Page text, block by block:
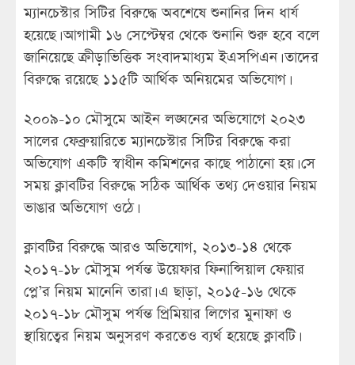
ম্যানচেস্টার সিটির বিরুদ্ধে অবশেষে শুনানির দিন ধার্য
হয়েছে। আগামী ১৬ সেপ্টেম্বর থেকে শুনানি শুরু হবে বলে
জানিয়েছে ক্রীড়াভিত্তিক সংবাদমাধ্যম ইএসপিএন। তাদের
বিরুদ্ধে রয়েছে ১১৫টি আর্থিক অনিয়মের অভিযোগ।
২০০৯-১০ মৌসুমে আইন লঙ্ঘনের অভিযোগে ২০২৩
সালের ফেব্রুয়ারিতে ম্যানচেস্টার সিটির বিরুদ্ধে করা
অভিযোগ একটি স্বাধীন কমিশনের কাছে পাঠানো হয়। সে
সময় ক্লাবটির বিরুদ্ধে সঠিক আর্থিক তথ্য দেওয়ার নিয়ম
ভাঙার অভিযোগ ওঠে।
ক্লাবটির বিরুদ্ধে আরও অভিযোগ, ২০১৩-১৪ থেকে
২০১৭-১৮ মৌসুম পর্যন্ত উয়েফার ফিনান্সিয়াল ফেয়ার
প্লে’র নিয়ম মানেনি তারা। এ ছাড়া, ২০১৫-১৬ থেকে
২০১৭-১৮ মৌসুম পর্যন্ত প্রিমিয়ার লিগের মুনাফা ও
স্থায়িত্বের নিয়ম অনুসরণ করতেও ব্যর্থ হয়েছে ক্লাবটি।